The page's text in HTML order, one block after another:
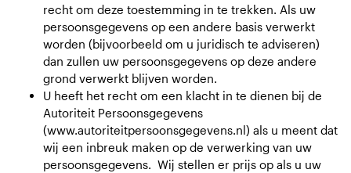
recht om deze toestemming in te trekken. Als uw
persoonsgegevens op een andere basis verwerkt
worden (bijvoorbeeld om u juridisch te adviseren)
dan zullen uw persoonsgegevens op deze andere
grond verwerkt blijven worden.
U heeft het recht om een klacht in te dienen bij de
Autoriteit Persoonsgegevens
(www.autoriteitpersoonsgegevens.nl) als u meent dat
wij een inbreuk maken op de verwerking van uw
persoonsgegevens. Wij stellen er prijs op als u uw